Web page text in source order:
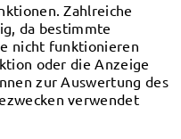
Zahlreiche
da bestimmte
nicht funktionieren
oder die Anzeige
zur Auswertung des
verwendet